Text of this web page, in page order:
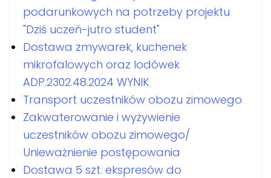
podarunkowych na potrzeby projektu
"Dziś uczeń-jutro student"
Dostawa zmywarek, kuchenek
mikrofalowych oraz lodówek
ADP.2302.48.2024 WYNIK
Transport uczestników obozu zimowego
Zakwaterowanie i wyżywienie
uczestników obozu zimowego/
Unieważnienie postępowania
Dostawa 5 szt. ekspresów do